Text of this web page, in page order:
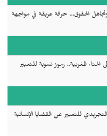
الحقوق... حرفة عريقة في مواجهة
المغربية.. رموز نسوية للتعبير
للتعبير عن القضايا الإنسانية